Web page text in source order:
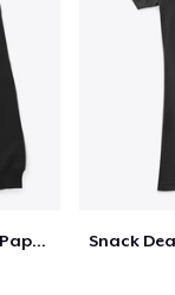
Fathers Day Dad Tax Vintage Papa T-Shirt